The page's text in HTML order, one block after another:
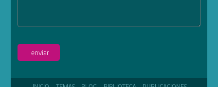
enviar